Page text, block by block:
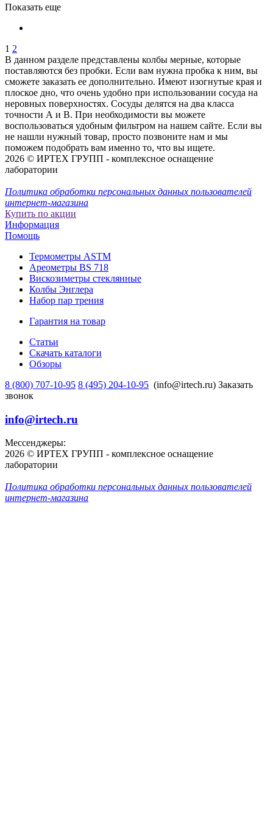
Показать еще
1 2
В данном разделе представлены колбы мерные, которые
поставляются без пробки. Если вам нужна пробка к ним, вы
сможете заказать ее дополнительно. Имеют изогнутые края и
плоское дно, что очень удобно при использовании сосуда на
неровных поверхностях. Сосуды делятся на два класса
точности А и В. При необходимости вы можете
воспользоваться удобным фильтром на нашем сайте. Если вы
не нашли нужный товар, просто позвоните нам и мы
поможем подобрать вам именно то, что вы ищете.
2026 © ИРТЕХ ГРУПП - комплексное оснащение
лаборатории
Политика обработки персональных данных пользователей
интернет-магазина
Купить по акции
Информация
Помощь
Термометры ASTM
Ареометры BS 718
Вискозиметры стеклянные
Колбы Энглера
Набор пар трения
Гарантия на товар
Статьи
Скачать каталоги
Обзоры
8 (800) 707-10-95 8 (495) 204-10-95 (info@irtech.ru) Заказать
звонок
info@irtech.ru
Мессенджеры:
2026 © ИРТЕХ ГРУПП - комплексное оснащение
лаборатории
Политика обработки персональных данных пользователей
интернет-магазина